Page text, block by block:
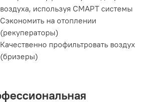
воздуха, используя СМАРТ системы
Сэкономить на отоплении
(рекуператоры)
Качественно профильтровать воздух
(бризеры)